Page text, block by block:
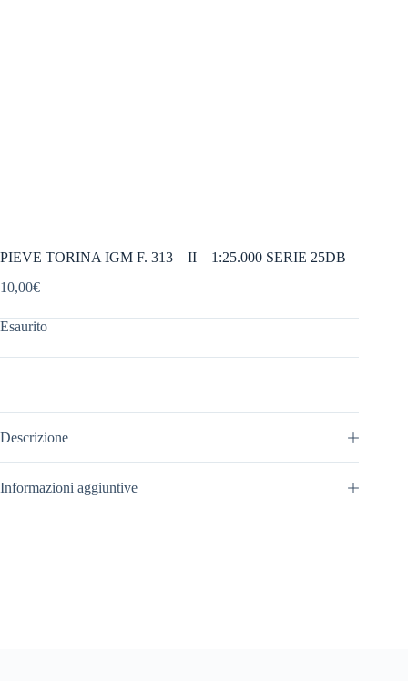
PIEVE TORINA IGM F. 313 – II – 1:25.000 SERIE 25DB
10,00€
Esaurito
Descrizione
Informazioni aggiuntive